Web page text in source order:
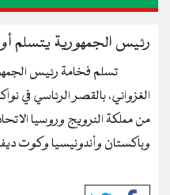
رئيس الجمهورية يتسلم
تسلم فخامة رئيس
الغزواني، بالقصر الرئاسي في
من مملكة النرويج وروسيا
وباكستان وأندونيسيا وكوت